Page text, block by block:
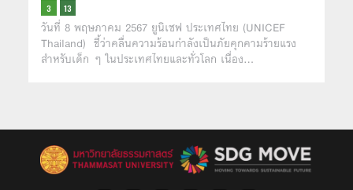
วันที่ 8 พฤษภาคม 2567 ยูนิเซฟ ประเทศไทย (UNICEF
Thailand) ชี้ว่าคลื่นความร้อนกำลังเป็นภัยคุกคามร้ายแรง
สำหรับเด็ก ๆ ในประเทศไทยและทั่วโลก เนื่อง…